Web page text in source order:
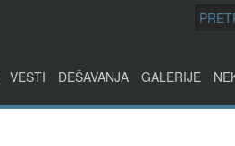
VESTI DEŠAVANJA GALERIJE